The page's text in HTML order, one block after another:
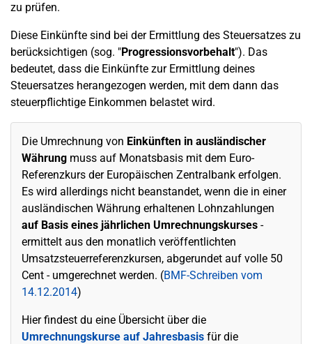
zu prüfen.
Diese Einkünfte sind bei der Ermittlung des Steuersatzes zu
berücksichtigen (sog. "Progressionsvorbehalt"). Das
bedeutet, dass die Einkünfte zur Ermittlung deines
Steuersatzes herangezogen werden, mit dem dann das
steuerpflichtige Einkommen belastet wird.
Die Umrechnung von Einkünften in ausländischer
Währung muss auf Monatsbasis mit dem Euro-
Referenzkurs der Europäischen Zentralbank erfolgen.
Es wird allerdings nicht beanstandet, wenn die in einer
ausländischen Währung erhaltenen Lohnzahlungen
auf Basis eines jährlichen Umrechnungskurses -
ermittelt aus den monatlich veröffentlichten
Umsatzsteuerreferenzkursen, abgerundet auf volle 50
Cent - umgerechnet werden. (BMF-Schreiben vom
14.12.2014)
Hier findest du eine Übersicht über die
Umrechnungskurse auf Jahresbasis für die